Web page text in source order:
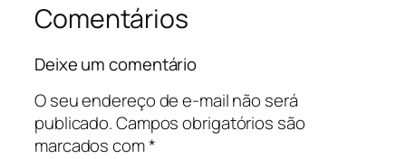
Comentários
Deixe um comentário
O seu endereço de e-mail não será
publicado.Campos obrigatórios são
marcados com*